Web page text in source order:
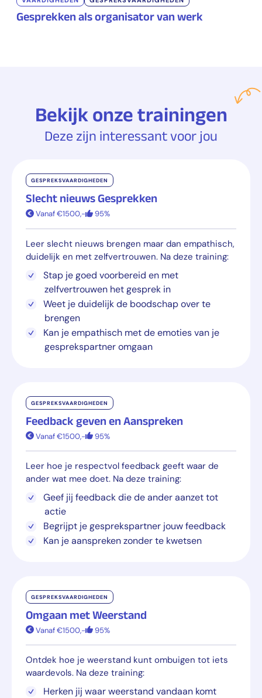
Gesprekken als organisator van werk
Bekijk onze trainingen
Deze zijn interessant voor jou
GESPREKSVAARDIGHEDEN
Slecht nieuws Gesprekken
Vanaf €1500,- 95%
Leer slecht nieuws brengen maar dan empathisch,
duidelijk en met zelfvertrouwen. Na deze training:
Stap je goed voorbereid en met
zelfvertrouwen het gesprek in
Weet je duidelijk de boodschap over te
brengen
Kan je empathisch met de emoties van je
gesprekspartner omgaan
GESPREKSVAARDIGHEDEN
Feedback geven en Aanspreken
Vanaf €1500,- 95%
Leer hoe je respectvol feedback geeft waar de
ander wat mee doet. Na deze training:
Geef jij feedback die de ander aanzet tot
actie
Begrijpt je gesprekspartner jouw feedback
Kan je aanspreken zonder te kwetsen
GESPREKSVAARDIGHEDEN
Omgaan met Weerstand
Vanaf €1500,- 95%
Ontdek hoe je weerstand kunt ombuigen tot iets
waardevols. Na deze training:
Herken jij waar weerstand vandaan komt